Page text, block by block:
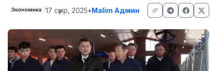
Экономика 17 сәуір, 2025•Malim Админ